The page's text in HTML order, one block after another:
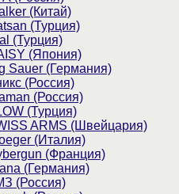
(Китай)
(Турция)
(Турция)
(Япония)
Sauer (Германия)
(Россия)
(Россия)
(Турция)
ARMS (Швейцария)
(Италия)
(Франция)
(Германия)
(Россия)